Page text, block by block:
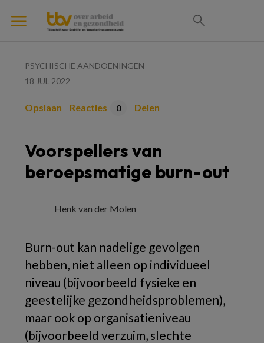
PSYCHISCHE AANDOENINGEN
18 JUL 2022
Opslaan Reacties 0 Delen
Voorspellers van
beroepsmatige burn-out
Henk van der Molen
Burn-out kan nadelige gevolgen
hebben, niet alleen op individueel
niveau (bijvoorbeeld fysieke en
geestelijke gezondheidsproblemen),
maar ook op organisatieniveau
(bijvoorbeeld verzuim, slechte